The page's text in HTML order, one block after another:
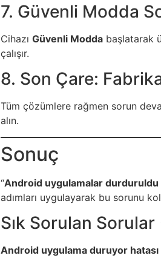
7. Güvenli Modda
Cihazı Güvenli Modda başlatarak
çalışır.
8. Son Çare:
Tüm çözümlere rağmen sorun
alın.
Sonuç
“Android uygulamalar durduruldu
adımları uygulayarak bu sorunu
Sık Sorulan Sorular
Android uygulama duruyor